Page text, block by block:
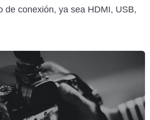
de conexión, ya sea HDMI, USB,